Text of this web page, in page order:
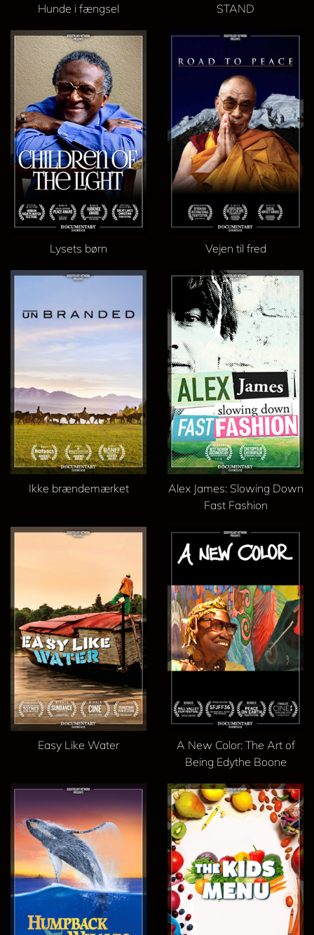
Hunde i fængsel STAND
Lysets børn Vejen til fred
Ikke brændemærket
Alex James: Slowing Down
Fast Fashion
Easy Like Water
A New Color: The Art of
Being Edythe Boone